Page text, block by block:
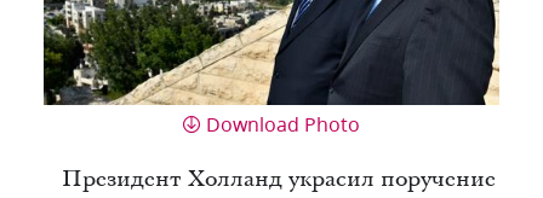
Download Photo
Президент Холланд украсил поручение